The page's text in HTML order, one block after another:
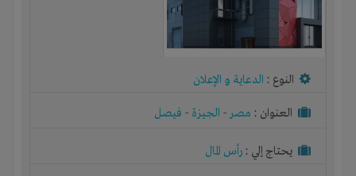
النوع : الدعاية و الإعلان
العنوان : مصر- الجيزة - فيصل
يحتاج إلي : رأس المال